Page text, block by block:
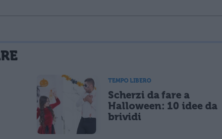
cookie salvi i tuoi dati (nome, email) per il prossimo commento.
di marketing diretto con modalità automatizzate o tradizionali
TEMPO LIBERO
Scherzi da fare a
Halloween: 10 idee da
brividi